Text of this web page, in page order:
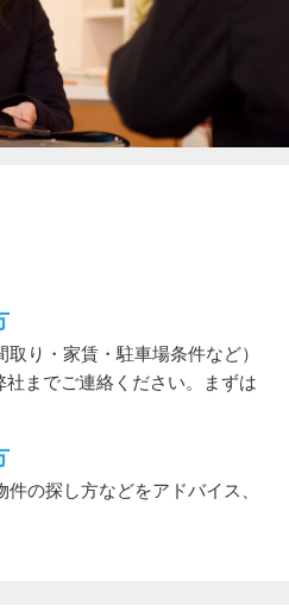
り・家賃・駐車場条件など）
社までご連絡ください。まずは
の探し方などをアドバイス、